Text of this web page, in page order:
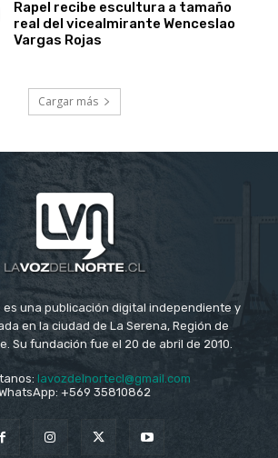
Rapel recibe escultura a tamaño
real del vicealmirante Wenceslao
Vargas Rojas
Cargar más
es una publicación digital independiente y
en la ciudad de La Serena, Región de
Su fundación fue el 20 de abril de 2010.
lavozdelnortecl@gmail.com
+569 35810862